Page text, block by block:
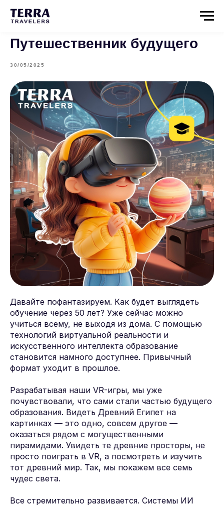
Путешественник будущего
30/05/2025
Давайте пофантазируем. Как будет выглядеть
обучение через 50 лет? Уже сейчас можно
учиться всему, не выходя из дома. С помощью
технологий виртуальной реальности и
искусственного интеллекта образование
становится намного доступнее. Привычный
формат уходит в прошлое.
Разрабатывая наши VR-игры, мы уже
почувствовали, что сами стали частью будущего
образования. Видеть Древний Египет на
картинках — это одно, совсем другое —
оказаться рядом с могущественными
пирамидами. Увидеть те древние просторы, не
просто поиграть в VR, а посмотреть и изучить
тот древний мир. Так, мы покажем все семь
чудес света.
Все стремительно развивается. Системы ИИ